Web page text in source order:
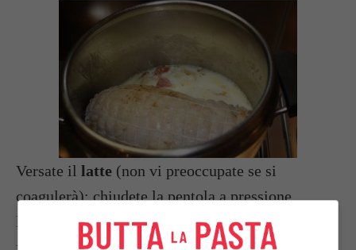
Versate il latte (non vi preoccupate se si
coagulerà); chiudete la pentola a pressione,
lasciate cuocere una mezz’oretta a partire dal